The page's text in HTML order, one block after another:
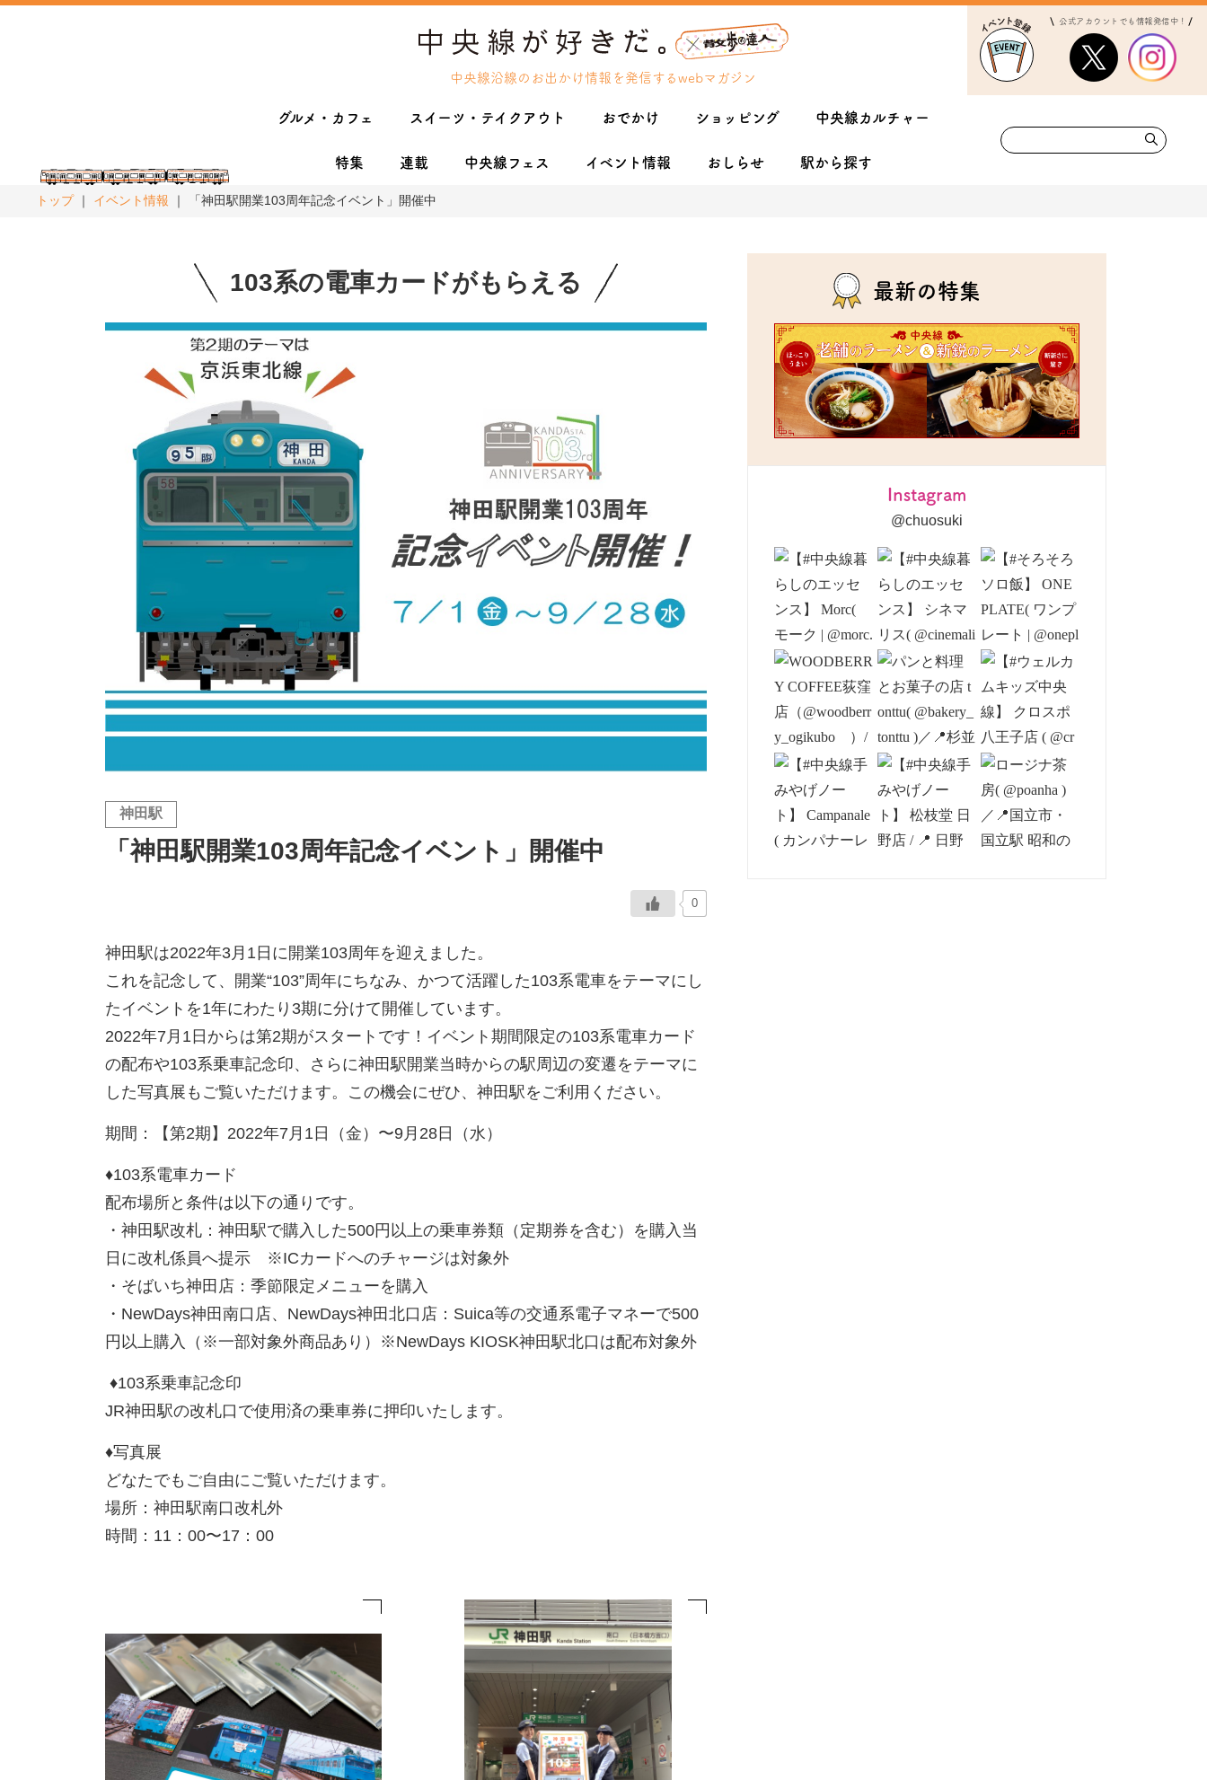
中央線沿線のお出かけ情報を発信するwebマガジン
公式アカウントでも情報発信中！
グルメ・カフェ スイーツ・テイクアウト おでかけ ショッピング 中央線カルチャー
特集 連載 中央線フェス イベント情報 おしらせ 駅から探す
トップ イベント情報 「神田駅開業103周年記念イベント」開催中
103系の電車カードがもらえる
神田駅
「神田駅開業103周年記念イベント」開催中
0
神田駅は2022年3月1日に開業103周年を迎えました。
これを記念して、開業“103”周年にちなみ、かつて活躍した103系電車をテーマにし
たイベントを1年にわたり 3期に分けて開催しています。
2022年7 月 1 日からは第2期がスタートです！イベント期間限定の103系電車カード
の配布や103系乗車記念印、さらに神田駅開業当時からの駅周辺の変遷をテーマに
した写真展もご覧いただけます。この機会にぜひ、神田駅をご利用ください。
期間：【第2期】 2022年7 月 1 日（金）〜9 月 28日（水）
♦︎103系電車カード
配布場所と条件は以下の通りです。
・神田駅改札：神田駅で購入した500円以上の乗車券類（定期券を含む）を購入当
日に改札係員へ提示 ※ICカードへのチャージは対象外
・そばいち神田店：季節限定メニューを購入
・ NewDays神田南口店、 NewDays神田北口店： Suica等の交通系電子マネーで500
円以上購入（※一部対象外商品あり）※NewDays KIOSK神田駅北口は配布対象外
♦︎103系乗車記念印
JR神田駅の改札口で使用済の乗車券に押印いたします。
♦写真展
どなたでもご自由にご覧いただけます。
場所：神田駅南口改札外
時間： 11 ： 00〜17 ： 00
最新の特集
Instagram
@chuosuki